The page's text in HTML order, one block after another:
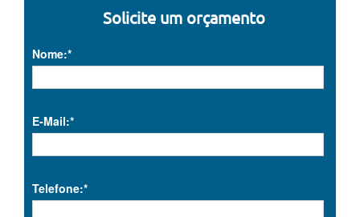
Solicite um orçamento
Nome:*
E-Mail:*
Telefone:*